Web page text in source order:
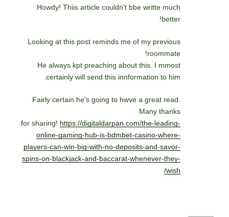
Howdy! Thiis article couldn't bbe writte much
better!
Looking at this post reminds me of my previous
roommate!
He always kpt preaching about this. I mmost
certainly will send this innformation to him.
Fairly certain he's going to hwve a great read.
Many thanks
for sharing! https://digitaldarpan.com/the-leading-
online-gaming-hub-is-bdmbet-casino-where-
players-can-win-big-with-no-deposits-and-savor-
spins-on-blackjack-and-baccarat-whenever-they-
wish/